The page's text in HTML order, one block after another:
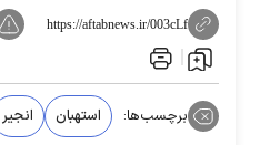
https://aftabnews.ir/003cLf
برچسب‌ها: استهبان انجیر